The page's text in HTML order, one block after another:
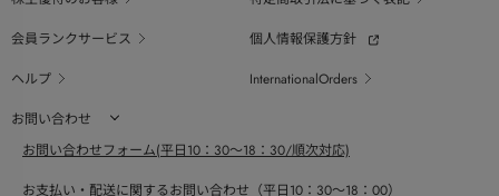
会員ランクサービス
個人情報保護方針
ヘルプ
InternationalOrders
お問い合わせ
お問い合わせフォーム(平日10：30～18：30/順次対応)
お支払い・配送に関するお問い合わせ（平日10：30～18：00）